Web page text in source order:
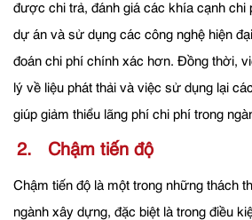
được chi trả, đánh giá các khía cạnh chi
dự án và sử dụng các công nghệ hiện
đoán chi phí chính xác hơn. Đồng thời,
lý về liệu phát thải và việc sử dụng lại
giúp giảm thiểu lãng phí chi phí trong
2. Chậm tiến độ
Chậm tiến độ là một trong những thách
ngành xây dựng, đặc biệt là trong điều